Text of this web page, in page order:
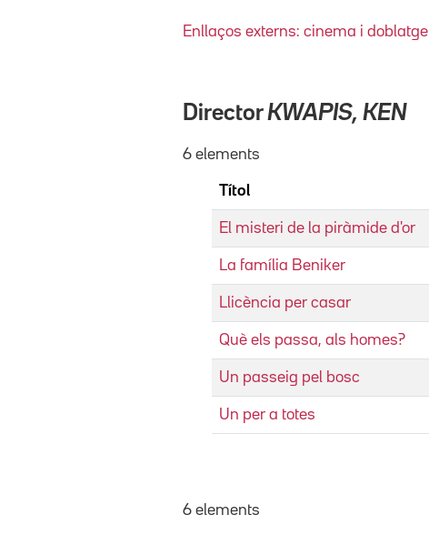
Enllaços externs: cinema i doblatge
Director KWAPIS, KEN
6 elements
Títol
El misteri de la piràmide d'or
La família Beniker
Llicència per casar
Què els passa, als homes?
Un passeig pel bosc
Un per a totes
6 elements